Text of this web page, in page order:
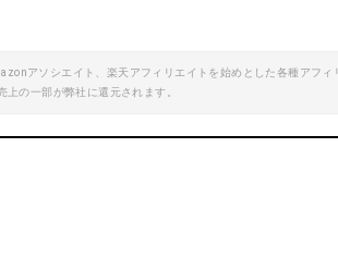
アソシエイト、楽天アフィリエイトを始めとした各種アフ
の一部が弊社に還元されます。